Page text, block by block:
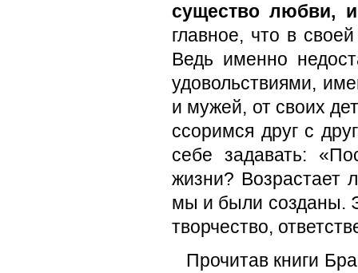
существо любви,
главное, что в
Ведь именно
удовольствиями,
и мужей, от своих
ссоримся друг с
себе задавать:
жизни? Возрастает
мы и были созданы.
творчество,
Прочитав книги